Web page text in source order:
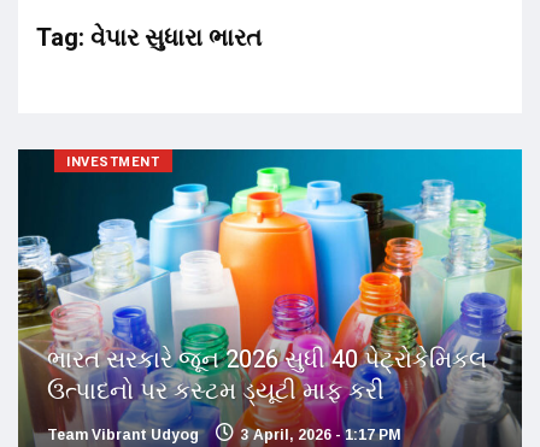
Tag: વેપાર સુધારા ભારત
INVESTMENT
ભારત સરકારે જૂન 2026 સુધી 40 પેટ્રોકેમિકલ
ઉત્પાદનો પર કસ્ટમ ડ્યૂટી માફ કરી
Team Vibrant Udyog 3 April, 2026 - 1:17 PM